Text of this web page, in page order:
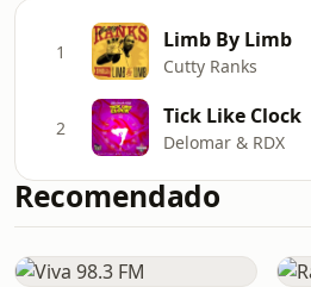
1 Limb By Limb
Cutty Ranks
2 Tick Like Clock
Delomar & RDX
Recomendado